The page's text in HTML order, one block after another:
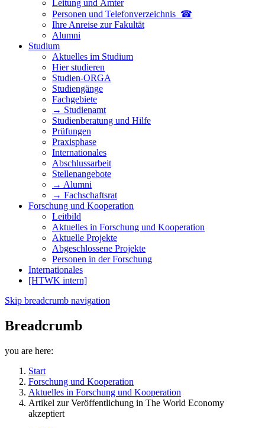
Leitung und Ämter
Personen und Telefon­verzeichnis ☎
Ihre Anreise zur Fakultät
Alumni
Studium
Aktuelles im Studium
Hier studieren
Studien-ORGA
Studiengänge
Fachgebiete
→ Studienamt
Studienberatung und Hilfe
Prüfungen
Praxisphase
Internationales
Abschlussarbeit
Stellenangebote
→ Alumni
→ Fachschaftsrat
Forschung und Kooperation
Leitbild
Aktuelles in Forschung und Kooperation
Aktuelle Projekte
Abgeschlossene Projekte
Personen in der Forschung
Internationales
[HTWK intern]
Skip breadcrumb navigation
Breadcrumb
you are here:
Start
Forschung und Kooperation
Aktuelles in Forschung und Kooperation
Artikel zur Veröffentlichung in The World Economy
akzeptiert